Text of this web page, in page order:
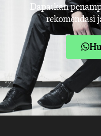
Dapatkan
rekomendasi